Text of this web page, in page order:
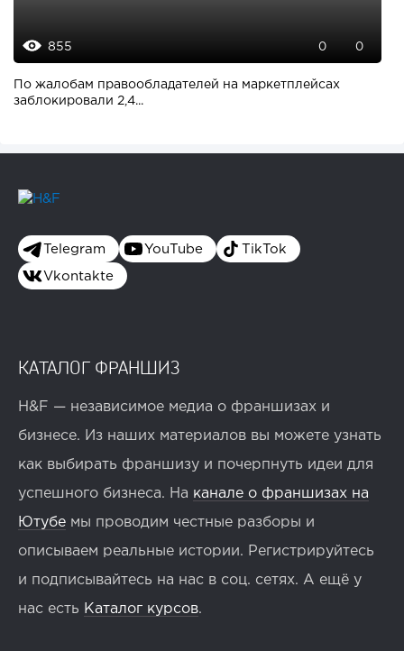
855 0 0
По жалобам правообладателей на маркетплейсах
заблокировали 2,4...
Telegram YouTube TikTok
Vkontakte
КАТАЛОГ ФРАНШИЗ
H&F — независимое медиа о франшизах и
бизнесе. Из наших материалов вы можете узнать
как выбирать франшизу и почерпнуть идеи для
успешного бизнеса. На канале о франшизах на
Ютубе мы проводим честные разборы и
описываем реальные истории. Регистрируйтесь
и подписывайтесь на нас в соц. сетях. А ещё у
нас есть Каталог курсов.